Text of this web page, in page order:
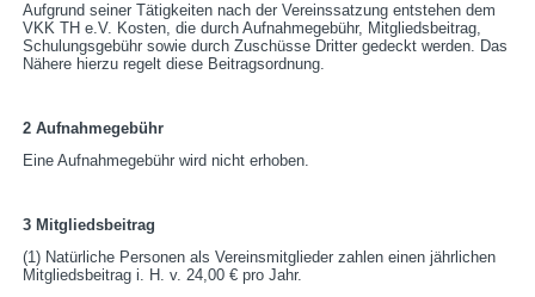
Aufgrund seiner Tätigkeiten nach der Vereinssatzung entstehen dem
VKK TH e.V. Kosten, die durch Aufnahmegebühr, Mitgliedsbeitrag,
Schulungsgebühr sowie durch Zuschüsse Dritter gedeckt werden. Das
Nähere hierzu regelt diese Beitragsordnung.
2Aufnahmegebühr
Eine Aufnahmegebühr wird nicht erhoben.
3 Mitgliedsbeitrag
(1) Natürliche Personen als Vereinsmitglieder zahlen einen jährlichen
Mitgliedsbeitrag i. H. v. 24,00 € pro Jahr.